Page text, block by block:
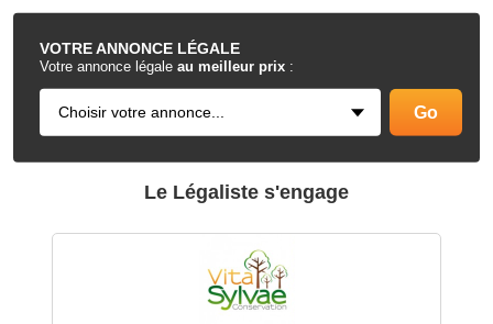
VOTREANNONCE LÉGALE
Votre annonce légale au meilleur prix :
.
Le Légaliste s'engage